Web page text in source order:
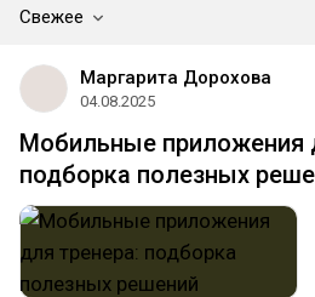
Свежее
Маргарита Дорохова
04.08.2025
Мобильные приложения
подборка полезных